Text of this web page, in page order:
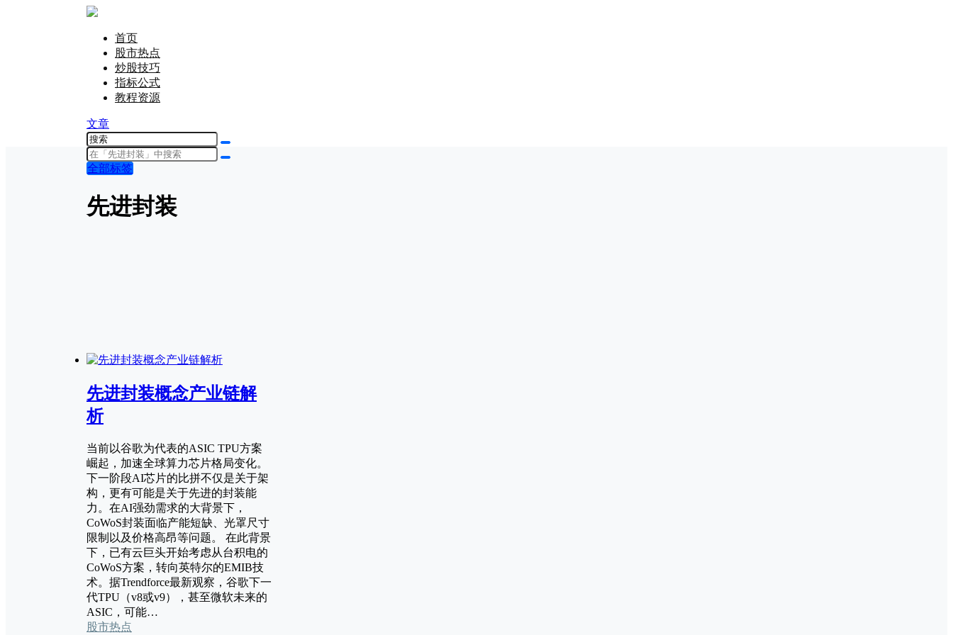
首页
股市热点
炒股技巧
指标公式
教程资源
文章
全部标签
先进封装
先进封装概念产业链解
析
当前以谷歌为代表的ASIC TPU方案
崛起，加速全球算力芯片格局变化。
下一阶段AI芯片的比拼不仅是关于架
构，更有可能是关于先进的封装能
力。在AI强劲需求的大背景下，
CoWoS封装面临产能短缺、光罩尺寸
限制以及价格高昂等问题。 在此背景
下，已有云巨头开始考虑从台积电的
CoWoS方案，转向英特尔的EMIB技
术。据Trendforce最新观察，谷歌下一
代TPU（v8或v9），甚至微软未来的
ASIC，可能…
股市热点